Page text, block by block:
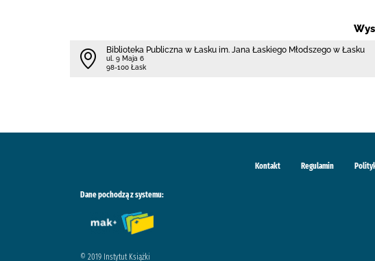
Biblioteka Publiczna w Łasku im. Jana Łaskiego Młodszego w Łasku
ul. 9 Maja 6
98-100 Łask
Kontakt Regulamin
Dane pochodzą z systemu:
© 2019 Instytut Książki